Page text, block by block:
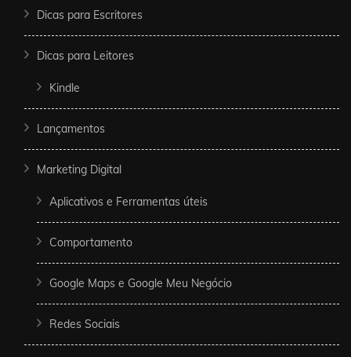
Dicas para Escritores
Dicas para Leitores
Kindle
Lançamentos
Marketing Digital
Aplicativos e Ferramentas úteis
Comportamento
Google Maps e Google Meu Negócio
Redes Sociais